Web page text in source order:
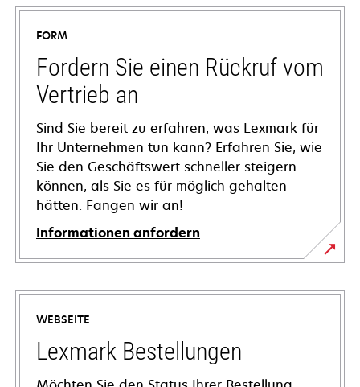
FORM
Fordern Sie einen Rückruf vom
Vertrieb an
Sind Sie bereit zu erfahren, was Lexmark für
Ihr Unternehmen tun kann? Erfahren Sie, wie
Sie den Geschäftswert schneller steigern
können, als Sie es für möglich gehalten
hätten. Fangen wir an!
Informationen anfordern
WEBSEITE
Lexmark Bestellungen